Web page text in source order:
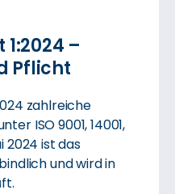
–
Pflicht
zahlreiche
ISO 9001, 14001,
2024 ist das
und wird in